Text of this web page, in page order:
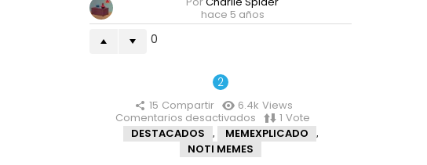
hace 5 años
0
15 Compartir 6.4k Views
Comentarios desactivados en
El
meme
del
1 Vote
DESTACADOS
, MEMEXPLICADO ,
NOTI MEMES